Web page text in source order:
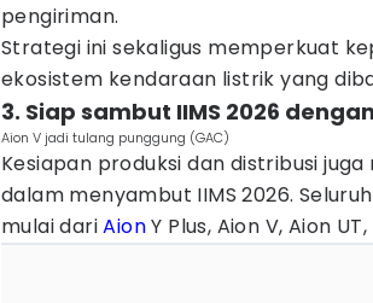
pengiriman.
Strategi ini sekaligus memperkuat
ekosistem kendaraan listrik yang
3. Siap sambut IIMS 2026
Aion V jadi tulang punggung (GAC)
Kesiapan produksi dan distribusi
dalam menyambut IIMS 2026.
mulai dariAionY Plus, Aion V, Aion